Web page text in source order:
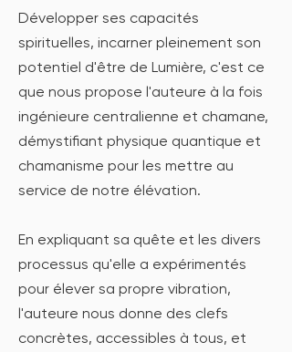
Développer ses capacités
spirituelles, incarner pleinement son
potentiel d'être de Lumière, c'est ce
que nous propose l'auteure à la fois
ingénieure centralienne et chamane,
démystifiant physique quantique et
chamanisme pour les mettre au
service de notre élévation.
En expliquant sa quête et les divers
processus qu'elle a expérimentés
pour élever sa propre vibration,
l'auteure nous donne des clefs
concrètes, accessibles à tous, et